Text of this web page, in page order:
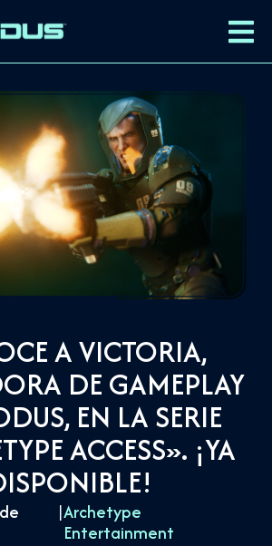
A VICTORIA,
DE GAMEPLAY
EN LA SERIE
ACCESS». ¡YA
|Archetype
Entertainment